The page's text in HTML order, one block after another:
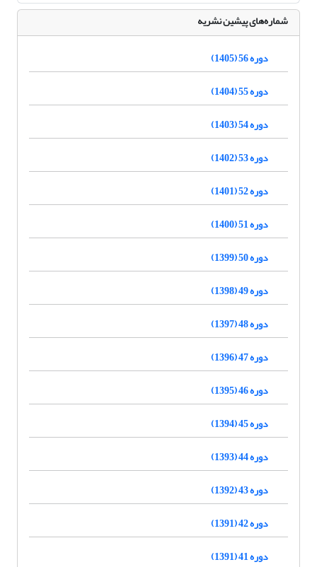
شماره‌های پیشین نشریه
دوره 56 (1405)
دوره 55 (1404)
دوره 54 (1403)
دوره 53 (1402)
دوره 52 (1401)
دوره 51 (1400)
دوره 50 (1399)
دوره 49 (1398)
دوره 48 (1397)
دوره 47 (1396)
دوره 46 (1395)
دوره 45 (1394)
دوره 44 (1393)
دوره 43 (1392)
دوره 42 (1391)
دوره 41 (1391)